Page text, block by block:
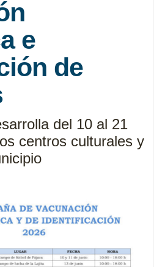
e
de
del 10 al 21
centros culturales y